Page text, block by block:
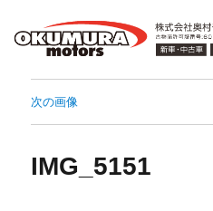
次の画像
IMG_5151